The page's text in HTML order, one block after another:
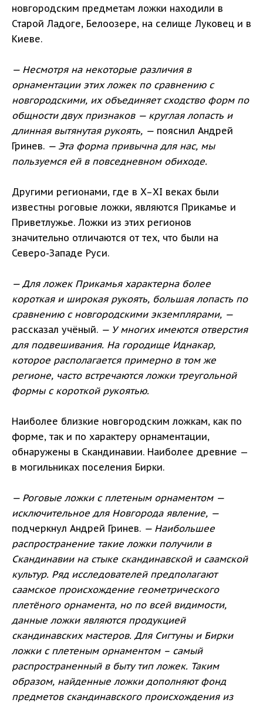
новгородским предметам ложки находили в
Старой Ладоге, Белоозере, на селище Луковец и в
Киеве.
— Несмотря на некоторые различия в
орнаментации этих ложек по сравнению с
новгородскими, их объединяет сходство форм по
общности двух признаков — круглая лопасть и
длинная вытянутая рукоять, — пояснил Андрей
Гринев. — Эта форма привычна для нас, мы
пользуемся ей в повседневном обиходе.
Другими регионами, где в X–XI веках были
известны роговые ложки, являются Прикамье и
Приветлужье. Ложки из этих регионов
значительно отличаются от тех, что были на
Северо-Западе Руси.
— Для ложек Прикамья характерна более
короткая и широкая рукоять, большая лопасть по
сравнению с новгородскими экземплярами, —
рассказал учёный. — У многих имеются отверстия
для подвешивания. На городище Иднакар,
которое располагается примерно в том же
регионе, часто встречаются ложки треугольной
формы с короткой рукоятью.
Наиболее близкие новгородским ложкам, как по
форме, так и по характеру орнаментации,
обнаружены в Скандинавии. Наиболее древние —
в могильниках поселения Бирки.
— Роговые ложки с плетеным орнаментом —
исключительное для Новгорода явление, —
подчеркнул Андрей Гринев. — Наибольшее
распространение такие ложки получили в
Скандинавии на стыке скандинавской и саамской
культур. Ряд исследователей предполагают
саамское происхождение геометрического
плетёного орнамента, но по всей видимости,
данные ложки являются продукцией
скандинавских мастеров. Для Сигтуны и Бирки
ложки с плетеным орнаментом – самый
распространенный в быту тип ложек. Таким
образом, найденные ложки дополняют фонд
предметов скандинавского происхождения из